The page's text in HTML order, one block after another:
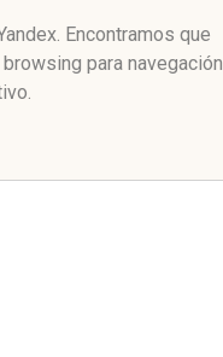
Encontramos que
para navegación